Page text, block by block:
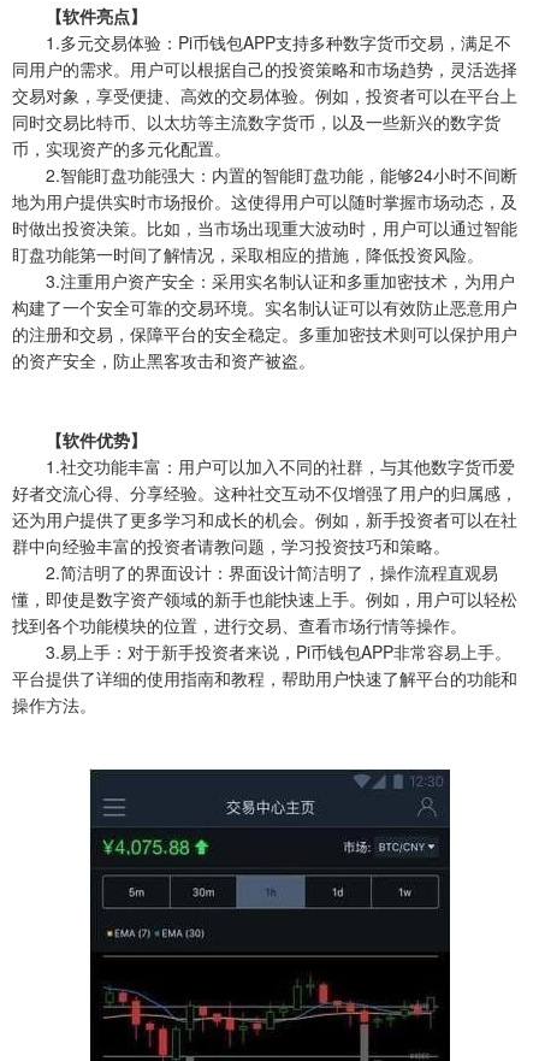
【软件亮点】
1.多元交易体验：Pi币钱包APP支持多种数字货币交易，满足不
同用户的需求。用户可以根据自己的投资策略和市场趋势，灵活选择
交易对象，享受便捷、高效的交易体验。例如，投资者可以在平台上
同时交易比特币、以太坊等主流数字货币，以及一些新兴的数字货
币，实现资产的多元化配置。
2.智能盯盘功能强大：内置的智能盯盘功能，能够24小时不间断
地为用户提供实时市场报价。这使得用户可以随时掌握市场动态，及
时做出投资决策。比如，当市场出现重大波动时，用户可以通过智能
盯盘功能第一时间了解情况，采取相应的措施，降低投资风险。
3.注重用户资产安全：采用实名制认证和多重加密技术，为用户
构建了一个安全可靠的交易环境。实名制认证可以有效防止恶意用户
的注册和交易，保障平台的安全稳定。多重加密技术则可以保护用户
的资产安全，防止黑客攻击和资产被盗。
【软件优势】
1.社交功能丰富：用户可以加入不同的社群，与其他数字货币爱
好者交流心得、分享经验。这种社交互动不仅增强了用户的归属感，
还为用户提供了更多学习和成长的机会。例如，新手投资者可以在社
群中向经验丰富的投资者请教问题，学习投资技巧和策略。
2.简洁明了的界面设计：界面设计简洁明了，操作流程直观易
懂，即使是数字资产领域的新手也能快速上手。例如，用户可以轻松
找到各个功能模块的位置，进行交易、查看市场行情等操作。
3.易上手：对于新手投资者来说，Pi币钱包APP非常容易上手。
平台提供了详细的使用指南和教程，帮助用户快速了解平台的功能和
操作方法。